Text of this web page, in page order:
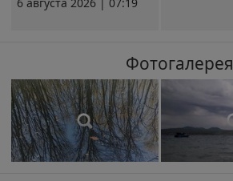
Фотогалерея